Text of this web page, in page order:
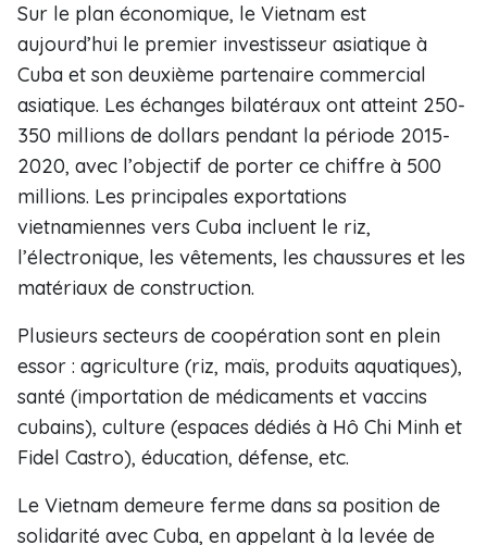
Sur le plan économique, le Vietnam est
aujourd’hui le premier investisseur asiatique à
Cuba et son deuxième partenaire commercial
asiatique. Les échanges bilatéraux ont atteint 250-
350 millions de dollars pendant la période 2015-
2020, avec l’objectif de porter ce chiffre à 500
millions. Les principales exportations
vietnamiennes vers Cuba incluent le riz,
l’électronique, les vêtements, les chaussures et les
matériaux de construction.
Plusieurs secteurs de coopération sont en plein
essor : agriculture (riz, maïs, produits aquatiques),
santé (importation de médicaments et vaccins
cubains), culture (espaces dédiés à Hô Chi Minh et
Fidel Castro), éducation, défense, etc.
Le Vietnam demeure ferme dans sa position de
solidarité avec Cuba, en appelant à la levée de